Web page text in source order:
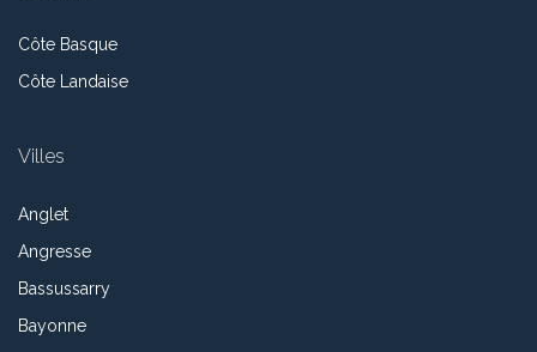
Côte Basque
Côte Landaise
Villes
Anglet
Angresse
Bassussarry
Bayonne